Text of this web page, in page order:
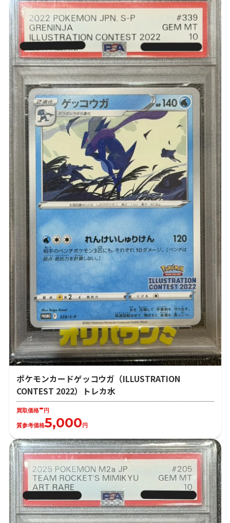
ポケモンカードゲッコウガ（ILLUSTRATION
CONTEST 2022）トレカ水
買取価格-円
質参考価格5,000円